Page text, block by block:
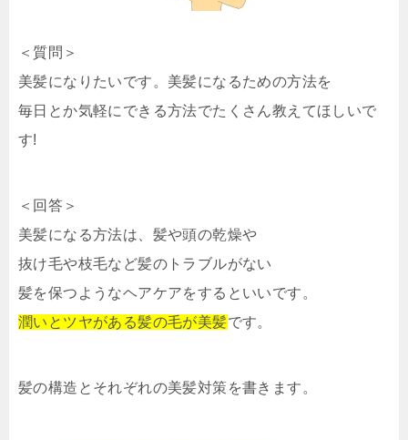
＜質問＞
美髪になりたいです。美髪になるための方法を
毎日とか気軽にできる方法でたくさん教えてほしいで
す!
＜回答＞
美髪になる方法は、髪や頭の乾燥や
抜け毛や枝毛など髪のトラブルがない
髪を保つようなヘアケアをするといいです。
潤いとツヤがある髪の毛が美髪です。
髪の構造とそれぞれの美髪対策を書きます。